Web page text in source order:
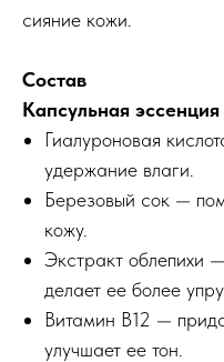
сияние кожи.
Состав
Капсульная
Гиалуроновая
удержание влаги.
Березовый сок —
кожу.
Экстракт облепихи
делает ее более
Витамин В12 —
улучшает ее тон.